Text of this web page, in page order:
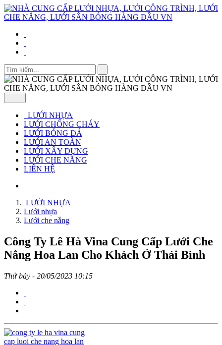
LƯỚI NHỰA
LƯỚI CHỐNG CHÁY
LƯỚI BÓNG ĐÁ
LƯỚI AN TOÀN
LƯỚI XÂY DỰNG
LƯỚI CHE NẮNG
LIÊN HỆ
LƯỚI NHỰA
Lưới nhựa
Lưới che nắng
Công Ty Lê Hà Vina Cung Cấp Lưới Che
Nắng Hoa Lan Cho Khách Ở Thái Bình
Thứ bảy - 20/05/2023 10:15